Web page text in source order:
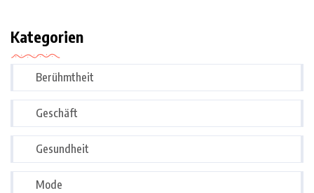
Kategorien
Berühmtheit
Geschäft
Gesundheit
Mode